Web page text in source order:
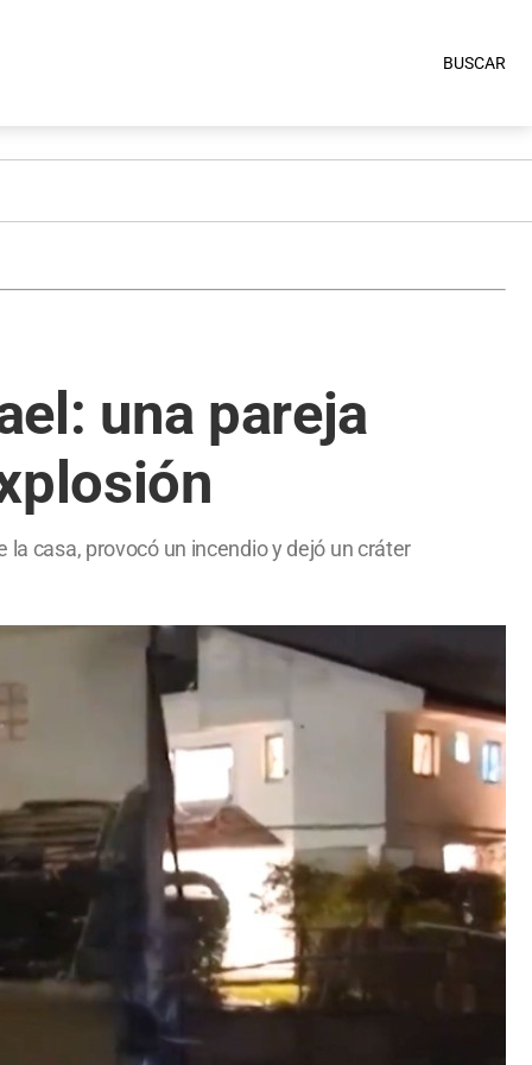
BUSCAR
una pareja
casa, provocó un incendio y dejó un cráter